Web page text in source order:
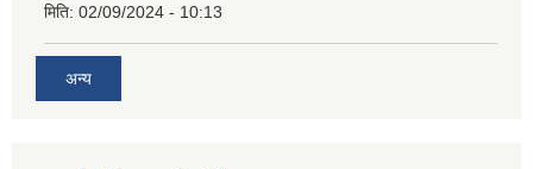
मिति: 02/09/2024 - 10:13
अन्य